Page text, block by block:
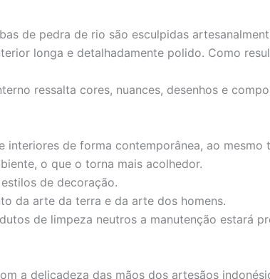
de pedra de rio são esculpidas
longa e detalhadamente polido. Como
ressalta cores, nuances, desenhos e
interiores de forma contemporânea, ao
o que o torna mais acolhedor.
de decoração.
da arte da terra e da arte dos homens.
de limpeza neutros a manutenção estará
a delicadeza das mãos dos artesãos